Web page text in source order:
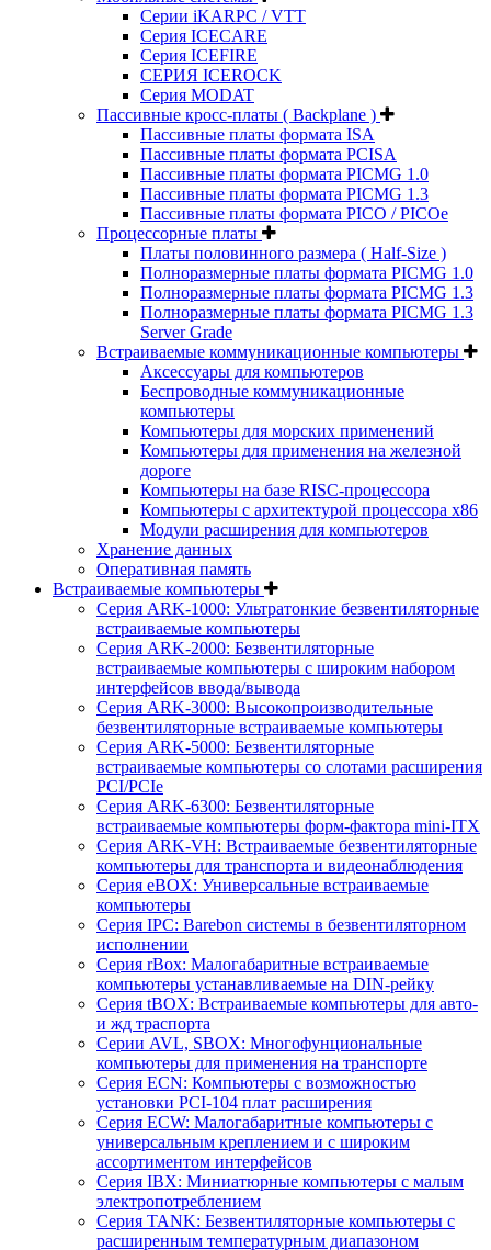
Серии iKARPC / VTT
Серия ICECARE
Серия ICEFIRE
СЕРИЯ ICEROCK
Серия MODAT
Пассивные кросс-платы ( Backplane )
Пассивные платы формата ISA
Пассивные платы формата PCISA
Пассивные платы формата PICMG 1.0
Пассивные платы формата PICMG 1.3
Пассивные платы формата PICO / PICOe
Процессорные платы
Платы половинного размера ( Half-Size )
Полноразмерные платы формата PICMG 1.0
Полноразмерные платы формата PICMG 1.3
Полноразмерные платы формата PICMG 1.3
Server Grade
Встраиваемые коммуникационные компьютеры
Аксессуары для компьютеров
Беспроводные коммуникационные
компьютеры
Компьютеры для морских применений
Компьютеры для применения на железной
дороге
Компьютеры на базе RISC-процессора
Компьютеры с архитектурой процессора x86
Модули расширения для компьютеров
Хранение данных
Оперативная память
Встраиваемые компьютеры
Серия ARK-1000: Ультратонкие безвентиляторные
встраиваемые компьютеры
Серия ARK-2000: Безвентиляторные
встраиваемые компьютеры с широким набором
интерфейсов ввода/вывода
Серия ARK-3000: Высокопроизводительные
безвентиляторные встраиваемые компьютеры
Серия ARK-5000: Безвентиляторные
встраиваемые компьютеры со слотами расширения
PCI/PCIe
Серия ARK-6300: Безвентиляторные
встраиваемые компьютеры форм-фактора mini-ITX
Серия ARK-VH: Встраиваемые безвентиляторные
компьютеры для транспорта и видеонаблюдения
Серия eBOX: Универсальные встраиваемые
компьютеры
Серия IPC: Barebon системы в безвентиляторном
исполнении
Серия rBox: Малогабаритные встраиваемые
компьютеры устанавливаемые на DIN-рейку
Серия tBOX: Встраиваемые компьютеры для авто-
и жд траспорта
Серии AVL, SBOX: Многофунциональные
компьютеры для применения на транспорте
Серия ECN: Компьютеры с возможностью
установки PCI-104 плат расширения
Серия ECW: Малогабаритные компьютеры с
универсальным креплением и с широким
ассортиментом интерфейсов
Серия IBX: Миниатюрные компьютеры с малым
электропотреблением
Серия TANK: Безвентиляторные компьютеры с
расширенным температурным диапазоном